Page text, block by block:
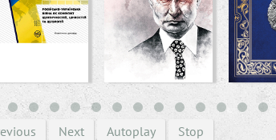
Next Autoplay Stop